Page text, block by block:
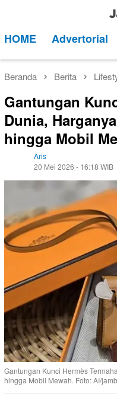
kontenMobile
HOME Advertorial
Beranda Berita
Gantungan
Dunia,
hingga Mobil
Aris
20 Mei 2026 - 16:18 WIB
Gantungan Kunci Hermès
hingga Mobil Mewah. Foto: AI/